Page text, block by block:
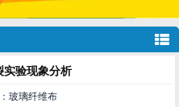
实验现象分析
玻璃纤维布